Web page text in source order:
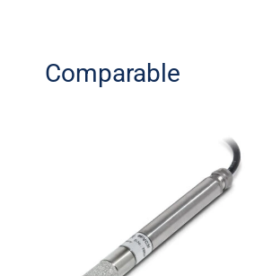
Comparable